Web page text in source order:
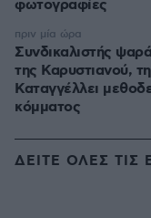
φωτογραφίες
Συνδικαλιστής
της Καρυστιανού,
Καταγγέλλει
κόμματος
πριν μία ώρα
ΔΕΙΤΕ ΟΛΕΣ ΤΙΣ